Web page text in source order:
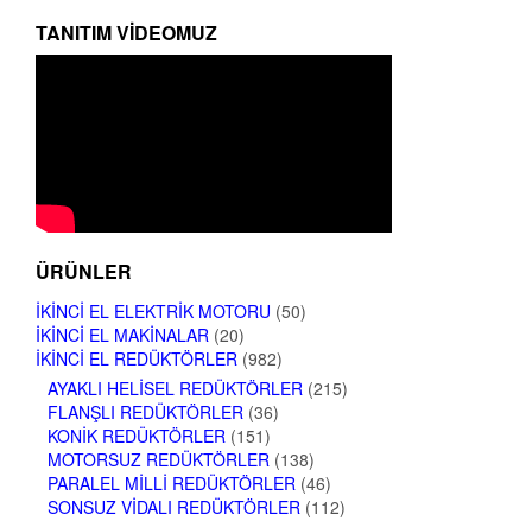
TANITIM VIDEOMUZ
ÜRÜNLER
İKINCI EL ELEKTRIK MOTORU (50)
İKINCI EL MAKINALAR (20)
İKINCI EL REDÜKTÖRLER (982)
AYAKLI HELISEL REDÜKTÖRLER (215)
FLANŞLI REDÜKTÖRLER (36)
KONIK REDÜKTÖRLER (151)
MOTORSUZ REDÜKTÖRLER (138)
PARALEL MILLI REDÜKTÖRLER (46)
SONSUZ VIDALI REDÜKTÖRLER (112)